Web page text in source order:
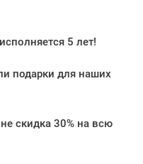
5 лет!
подарки для наших
скидка 30% на всю